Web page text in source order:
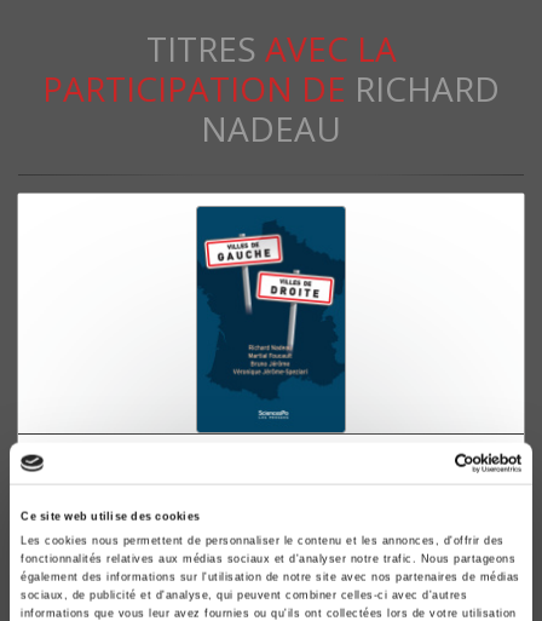
Ce site web utilise des cookies
Les cookies nous permettent de personnaliser le contenu et les annonces, d'offrir des
fonctionnalités relatives aux médias sociaux et d'analyser notre trafic. Nous partageons
également des informations sur l'utilisation de notre site avec nos partenaires de médias
sociaux, de publicité et d'analyse, qui peuvent combiner celles-ci avec d'autres
informations que vous leur avez fournies ou qu'ils ont collectées lors de votre utilisation
TITRES AVEC LA
PARTICIPATION DE RICHARD
NADEAU
Villes de gauche, villes de droite
1983 à 2014
Richard Nadeau, Martial Foucault